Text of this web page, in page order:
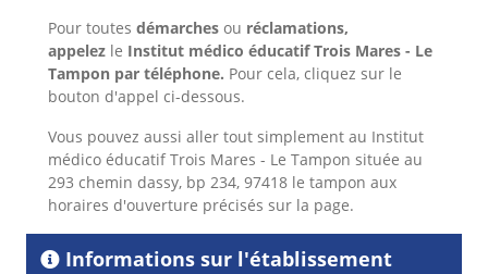
Pour toutes démarches ou réclamations,
appelez le Institut médico éducatif Trois Mares - Le
Tampon par téléphone. Pour cela, cliquez sur le
bouton d'appel ci-dessous.
Vous pouvez aussi aller tout simplement au Institut
médico éducatif Trois Mares - Le Tampon située au
293 chemin dassy, bp 234, 97418 le tampon aux
horaires d'ouverture précisés sur la page.
Informations sur l'établissement